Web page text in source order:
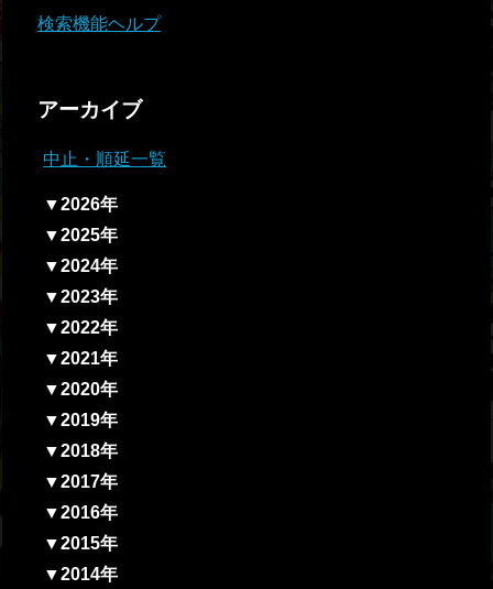
検索機能ヘルプ
アーカイブ
中止・順延一覧
▼2026年
▼2025年
▼2024年
▼2023年
▼2022年
▼2021年
▼2020年
▼2019年
▼2018年
▼2017年
▼2016年
▼2015年
▼2014年